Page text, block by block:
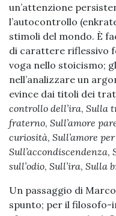
un’attenzione
l’autocontrollo
stimoli del mondo. È
di carattere riflessivo
voga nello stoicismo;
nell’analizzare un
evince dai titoli dei
controllo dell’ira, Sulla
fraterno, Sull’amore
curiosità, Sull’amore
Sull’accondiscendenza,
sull’odio, Sull’ira, Sulla
Un passaggio di
spunto; per il filosofo-